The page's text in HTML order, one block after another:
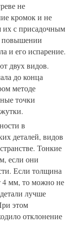
не
кромок и не
их с присадочным
повышении
и его испарение.
двух видов.
до конца
методе
точки
в
деталей, видов
Тонкие
если они
Если толщина
4 мм, то можно не
лучше
этом
отклонение